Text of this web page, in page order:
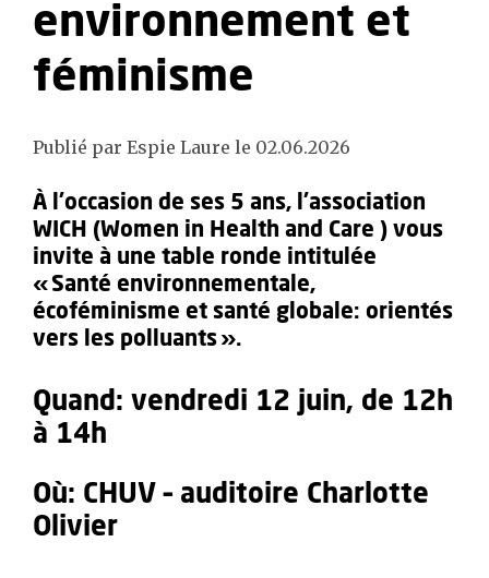
environnement et
féminisme
Publié par Espie Laure le 02.06.2026
À l’occasion de ses 5 ans, l’association
WICH (Women in Health and Care ) vous
invite à une table ronde intitulée
« Santé environnementale,
écoféminisme et santé globale: orientés
vers les polluants ».
Quand: vendredi 12 juin, de 12h
à 14h
Où: CHUV – auditoire Charlotte
Olivier